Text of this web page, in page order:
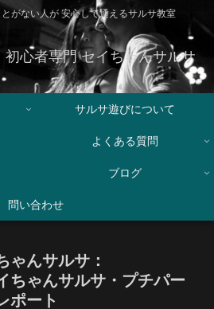
がない人が 安心して通えるサルサ教室
初心者専門 セイちゃんサルサ
サルサ遊びについて
よくある質問
ブログ
問い合わせ
ゃんサルサ：
ゃんサルサ・プチパー
ポート